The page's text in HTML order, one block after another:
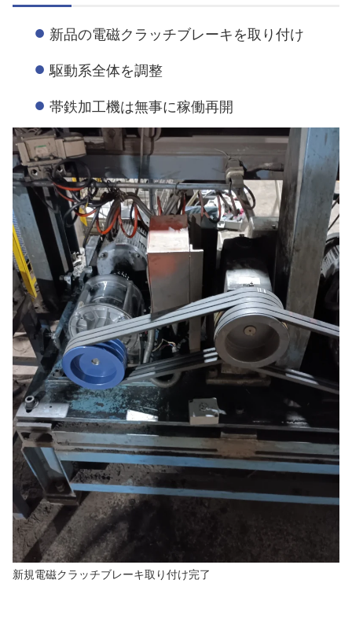
新品の電磁クラッチブレーキを取り付け
駆動系全体を調整
帯鉄加工機は無事に稼働再開
新規電磁クラッチブレーキ取り付け完了